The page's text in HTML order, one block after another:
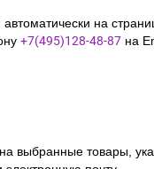
на
+7(495)128-48-87 на
выбранные товары,